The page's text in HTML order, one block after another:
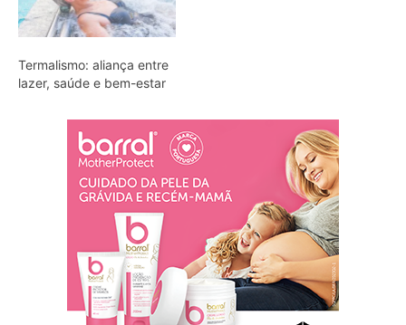
Termalismo: aliança entre
lazer, saúde e bem-estar